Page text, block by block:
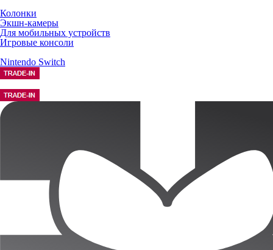
Колонки
Экшн-камеры
Для мобильных устройств
Игровые консоли
Nintendo Switch